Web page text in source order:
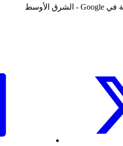
مديرة التواصل والعلاقات العامة في Google - الشرق الأوسط